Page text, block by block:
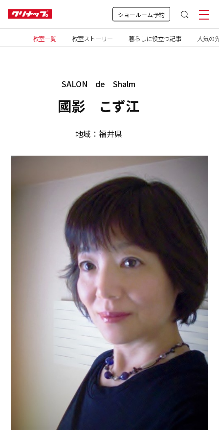
ショールーム予約
教室一覧 教室ストーリー 暮らしに役立つ記事 人気の
SALON de Shalm
國影 こず江
地域：福井県